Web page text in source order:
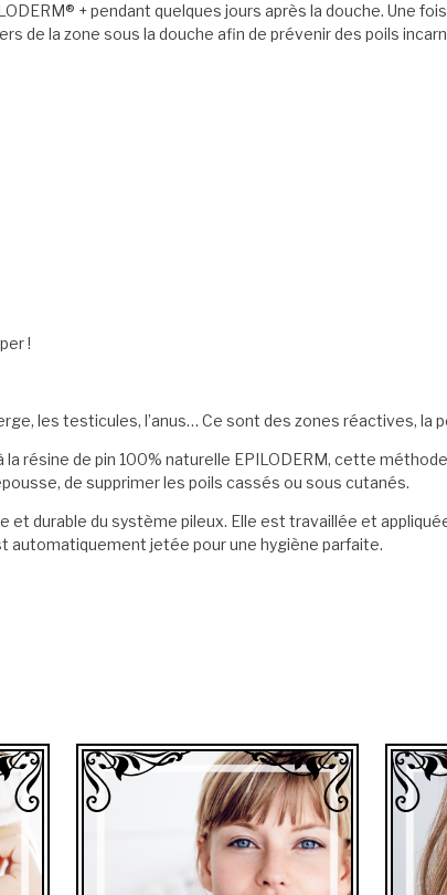
+ pendant quelques jours après la douche. Une
de la zone sous la douche afin de prévenir des poils
!
les testicules, l’anus… Ce sont des zones réactives, la
résine de pin 100% naturelle EPILODERM, cette
de supprimer les poils cassés ou sous cutanés.
durable du système pileux. Elle est travaillée et
jetée pour une hygiène parfaite.